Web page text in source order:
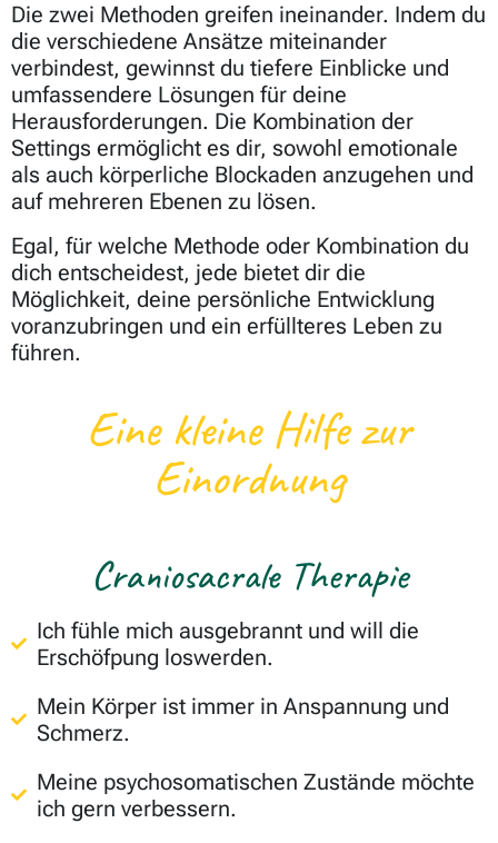
Die zwei Methoden greifen ineinander. Indem du
die verschiedene Ansätze miteinander
verbindest, gewinnst du tiefere Einblicke und
umfassendere Lösungen für deine
Herausforderungen. Die Kombination der
Settings ermöglicht es dir, sowohl emotionale
als auch körperliche Blockaden anzugehen und
auf mehreren Ebenen zu lösen.
Egal, für welche Methode oder Kombination du
dich entscheidest, jede bietet dir die
Möglichkeit, deine persönliche Entwicklung
voranzubringen und ein erfüllteres Leben zu
führen.
Eine kleine Hilfe zur
Einordnung
Craniosacrale Therapie
Ich fühle mich ausgebrannt und will die
Erschöfpung loswerden.
Mein Körper ist immer in Anspannung und
Schmerz.
Meine psychosomatischen Zustände möchte
ich gern verbessern.